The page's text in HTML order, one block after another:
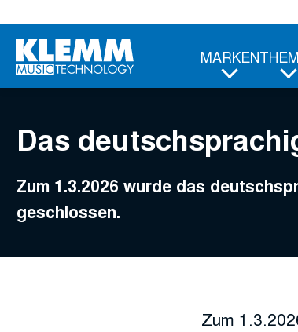
Hauptinhalt
MARKEN
Das
Zum 1.3.2026 wurde das
geschlossen.
Zum